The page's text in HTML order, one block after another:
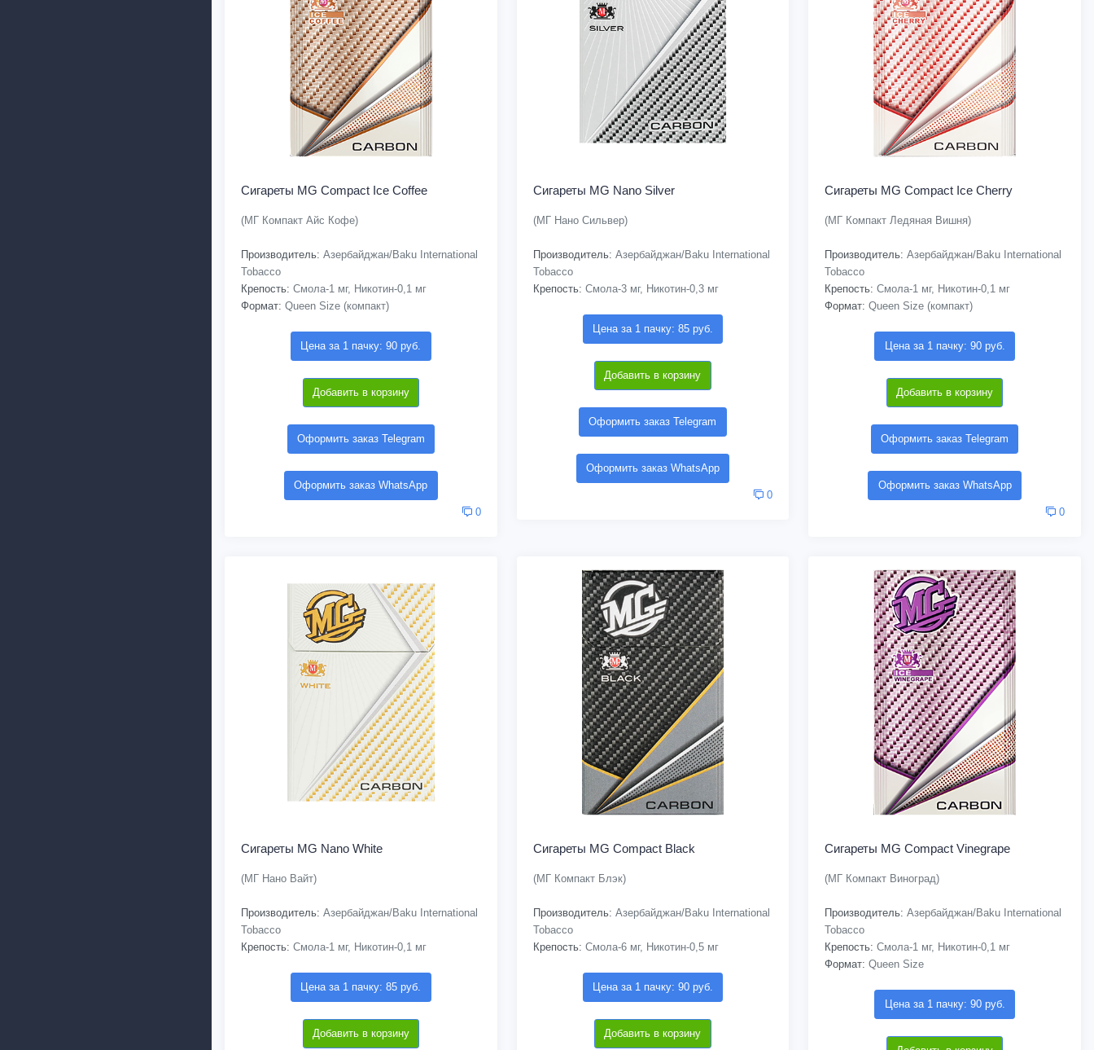
Сигареты MG Compact Ice Coffee
(МГ Компакт Айс Кофе)
Производитель: Азербайджан/Baku International
Tobacco
Крепость: Смола-1 мг, Никотин-0,1 мг
Формат: Queen Size (компакт)
Цена за 1 пачку: 90 руб.
Добавить в корзину
Оформить заказ Telegram
Оформить заказ WhatsApp
0
Сигареты MG Nano Silver
(МГ Нано Сильвер)
Производитель: Азербайджан/Baku International
Tobacco
Крепость: Смола-3 мг, Никотин-0,3 мг
Цена за 1 пачку: 85 руб.
Добавить в корзину
Оформить заказ Telegram
Оформить заказ WhatsApp
0
Сигареты MG Compact Ice Cherry
(МГ Компакт Ледяная Вишня)
Производитель: Азербайджан/Baku International
Tobacco
Крепость: Смола-1 мг, Никотин-0,1 мг
Формат: Queen Size (компакт)
Цена за 1 пачку: 90 руб.
Добавить в корзину
Оформить заказ Telegram
Оформить заказ WhatsApp
0
Сигареты MG Nano White
(МГ Нано Вайт)
Производитель: Азербайджан/Baku International
Tobacco
Крепость: Смола-1 мг, Никотин-0,1 мг
Цена за 1 пачку: 85 руб.
Добавить в корзину
Сигареты MG Compact Black
(МГ Компакт Блэк)
Производитель: Азербайджан/Baku International
Tobacco
Крепость: Смола-6 мг, Никотин-0,5 мг
Цена за 1 пачку: 90 руб.
Добавить в корзину
Сигареты MG Compact Vinegrape
(МГ Компакт Виноград)
Производитель: Азербайджан/Baku International
Tobacco
Крепость: Смола-1 мг, Никотин-0,1 мг
Формат: Queen Size
Цена за 1 пачку: 90 руб.